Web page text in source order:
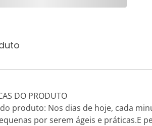
DO PRODUTO
produto: Nos dias de hoje, cada
por serem ágeis e práticas.E